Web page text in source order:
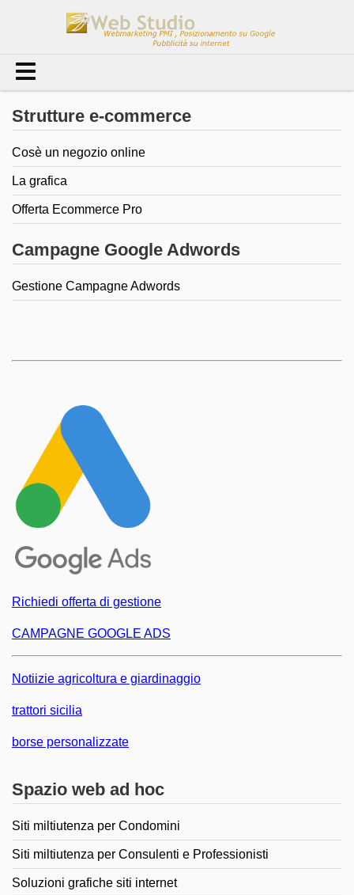
Strutture e-commerce
Cosè un negozio online
La grafica
Offerta Ecommerce Pro
Campagne Google Adwords
Gestione Campagne Adwords
Richiedi offerta di gestione
CAMPAGNE GOOGLE ADS
Notiizie agricoltura e giardinaggio
trattori sicilia
borse personalizzate
Spazio web ad hoc
Siti miltiutenza per Condomini
Siti miltiutenza per Consulenti e Professionisti
Soluzioni grafiche siti internet